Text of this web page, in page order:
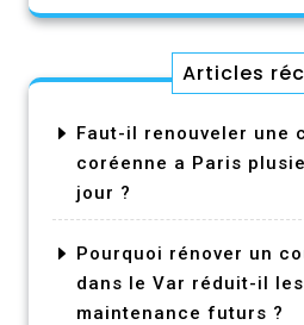
Articles
Faut-il renouveler une
coréenne a Paris
jour ?
Pourquoi rénover un
dans le Var réduit-il
maintenance futurs ?